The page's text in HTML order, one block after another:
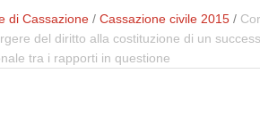
di Cassazione /Cassazione civile 2015 /
del diritto alla costituzione di un
tra i rapporti in questione